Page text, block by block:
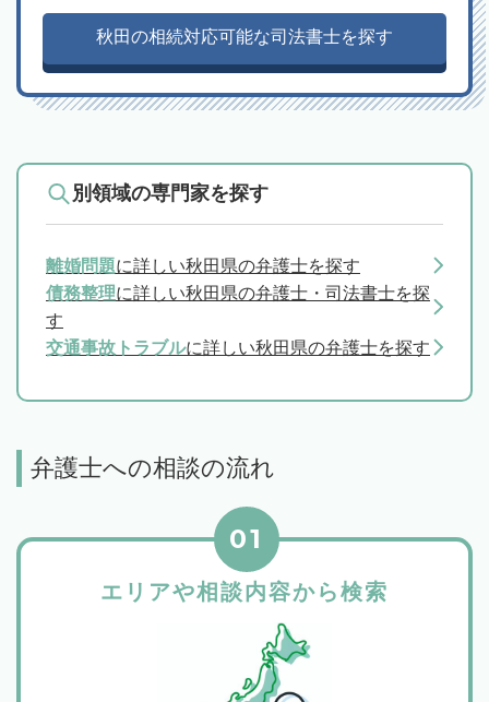
秋田の相続対応可能な司法書士を探す
別領域の専門家を探す
離婚問題に詳しい秋田県の弁護士を探す
債務整理に詳しい秋田県の弁護士・司法書士を探
す
交通事故トラブルに詳しい秋田県の弁護士を探す
弁護士への相談の流れ
エリアや相談内容から検索
01